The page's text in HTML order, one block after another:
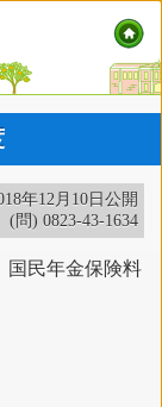
年12月10日公開
問) 0823-43-1634
国民年金保険料